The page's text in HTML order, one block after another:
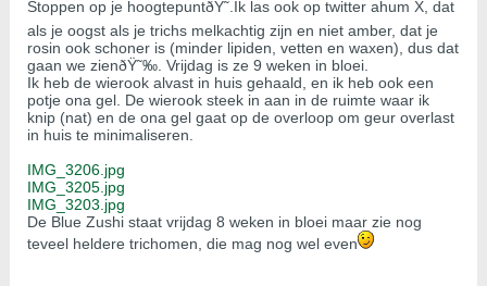
Stoppen op je hoogtepuntðŸ˜.Ik las ook op twitter ahum X, dat
als je oogst als je trichs melkachtig zijn en niet amber, dat je
rosin ook schoner is (minder lipiden, vetten en waxen), dus dat
gaan we zienðŸ˜‰. Vrijdag is ze 9 weken in bloei.
Ik heb de wierook alvast in huis gehaald, en ik heb ook een
potje ona gel. De wierook steek in aan in de ruimte waar ik
knip (nat) en de ona gel gaat op de overloop om geur overlast
in huis te minimaliseren.
IMG_3206.jpg
IMG_3205.jpg
IMG_3203.jpg
De Blue Zushi staat vrijdag 8 weken in bloei maar zie nog
teveel heldere trichomen, die mag nog wel even